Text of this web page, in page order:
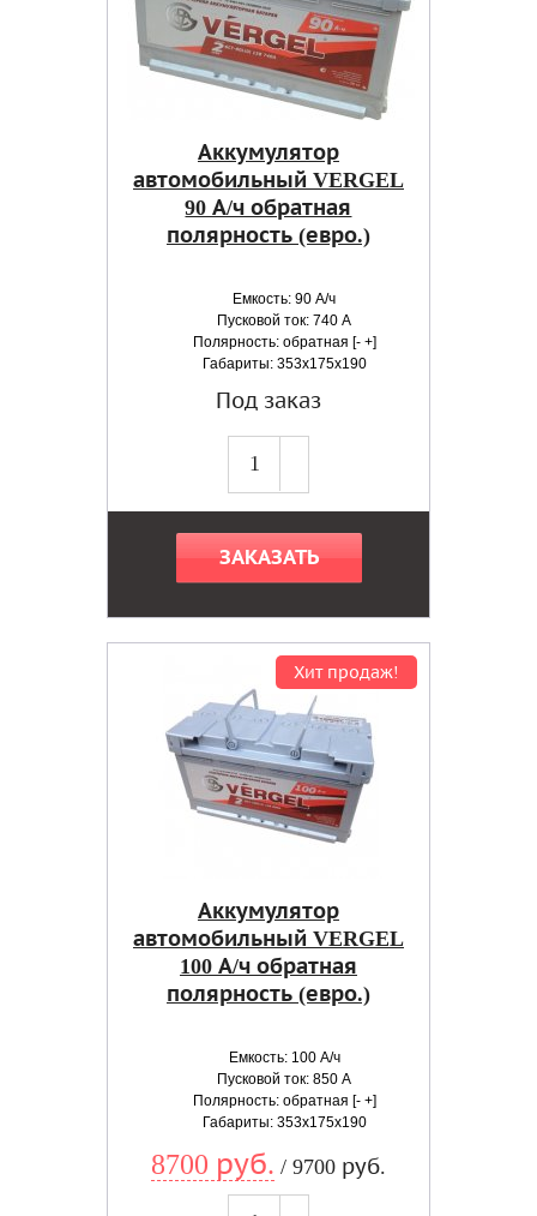
Аккумулятор
автомобильный VERGEL
90 А/ч обратная
полярность (евро.)
Емкость: 90 А/ч
Пусковой ток: 740 А
Полярность: обратная [- +]
Габариты: 353x175x190
Под заказ
ЗАКАЗАТЬ
Хит продаж!
Аккумулятор
автомобильный VERGEL
100 А/ч обратная
полярность (евро.)
Емкость: 100 А/ч
Пусковой ток: 850 А
Полярность: обратная [- +]
Габариты: 353x175x190
8700 руб. / 9700 руб.